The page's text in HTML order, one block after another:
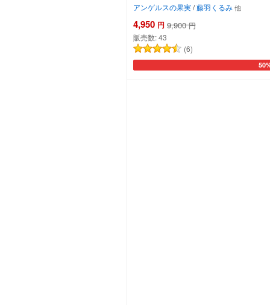
アンゲルスの果実/藤羽くるみ
4,950 円 9,900 円
販売数:43
(6)
カー